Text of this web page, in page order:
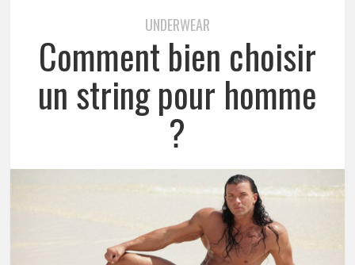
UNDERWEAR
Comment bien choisir
un string pour homme
?